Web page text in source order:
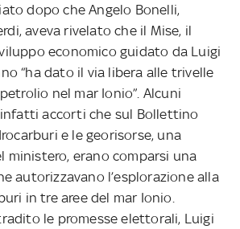
dopo che Angelo Bonelli,
aveva rivelato che il Mise, il
economico guidato da Luigi
“ha dato il via libera alle trivelle
nel mar Ionio”. Alcuni
accorti che sul Bollettino
e le georisorse, una
ministero, erano comparsi una
autorizzavano l’esplorazione alla
in tre aree del mar Ionio.
le promesse elettorali, Luigi